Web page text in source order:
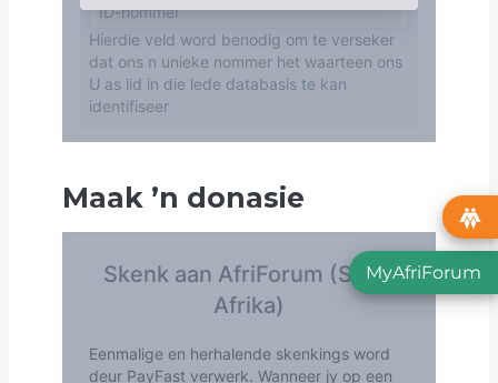
Maak ’n donasie
MyAfriForum